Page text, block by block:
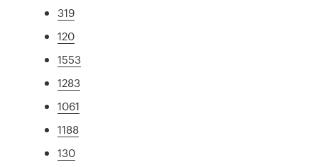
319
120
1553
1283
1061
1188
130